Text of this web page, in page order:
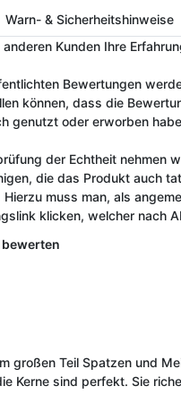
Warn- & Sicherheitshinweise
anderen Kunden Ihre
Bewertungen
können, dass die
genutzt oder erworben
der Echtheit nehmen
die das Produkt auch
muss man, als
klicken, welcher nach
großen Teil Spatzen und
Kerne sind perfekt. Sie